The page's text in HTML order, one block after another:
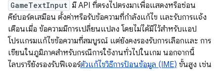
GameTextInput มี API ที่ตรงไปตรงมาเพื่อแสดงหรือซ่อน
คีย์บอร์ดเสมือน ตั้งค่าหรือรับข้อความที่กำลังแก้ไข และรับการแจ้ง
เตือนเมื่อ ข้อความมีการเปลี่ยนแปลง โดยไม่ได้มีไว้สำหรับแอป
โปรแกรมแก้ไขข้อความที่สมบูรณ์ แต่ยังคงรองรับการเลือกและ การ
เขียนในภูมิภาคสำหรับกรณีการใช้งานทั่วไปในเกม นอกจากนี้
ไลบรารียังรองรับฟีเจอร์ตัวแก้ไขวิธีการป้อนข้อมูล (IME) ขั้นสูง เช่น